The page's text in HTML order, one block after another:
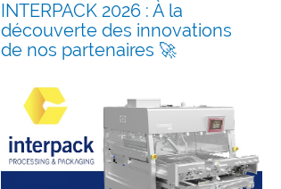
INTERPACK 2026 : À la
découverte des innovations
de nos partenaires 🚀